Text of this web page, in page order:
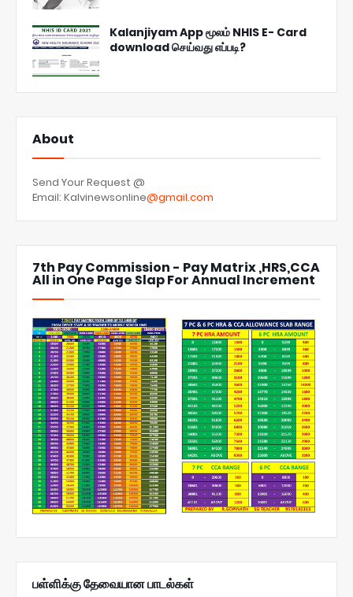
Kalanjiyam App மூலம் NHIS E- Card
download செய்வது எப்படி?
About
Send Your Request @
Email: Kalvinewsonline@gmail.com
7th Pay Commission - Pay Matrix ,HRS,CCA
All in One Page Slap For Annual Increment
பள்ளிக்கு தேவையான பாடல்கள்